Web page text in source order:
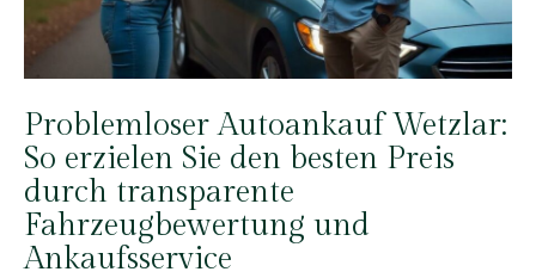
Problemloser Autoankauf Wetzlar:
So erzielen Sie den besten Preis
durch transparente
Fahrzeugbewertung und
Ankaufsservice